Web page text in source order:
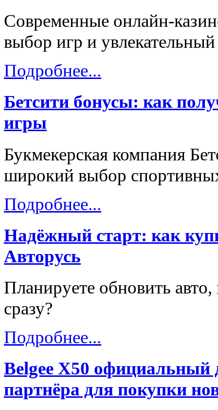
Современные онлайн-
выбор игр и
Подробнее...
Бетсити бонусы: как
игры
Букмекерская компания
широкий выбор
Подробнее...
Надёжный старт: как
Авторусь
Планируете обновить
сразу?
Подробнее...
Belgee X50 официальный
партнёра для покупки